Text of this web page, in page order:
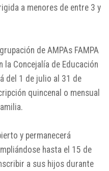
a menores de entre 3 y
de AMPAs FAMPA
la Concejalía de Educación
del 1 de julio al 31 de
quincenal o mensual
y permanecerá
hasta el 15 de
a sus hijos durante